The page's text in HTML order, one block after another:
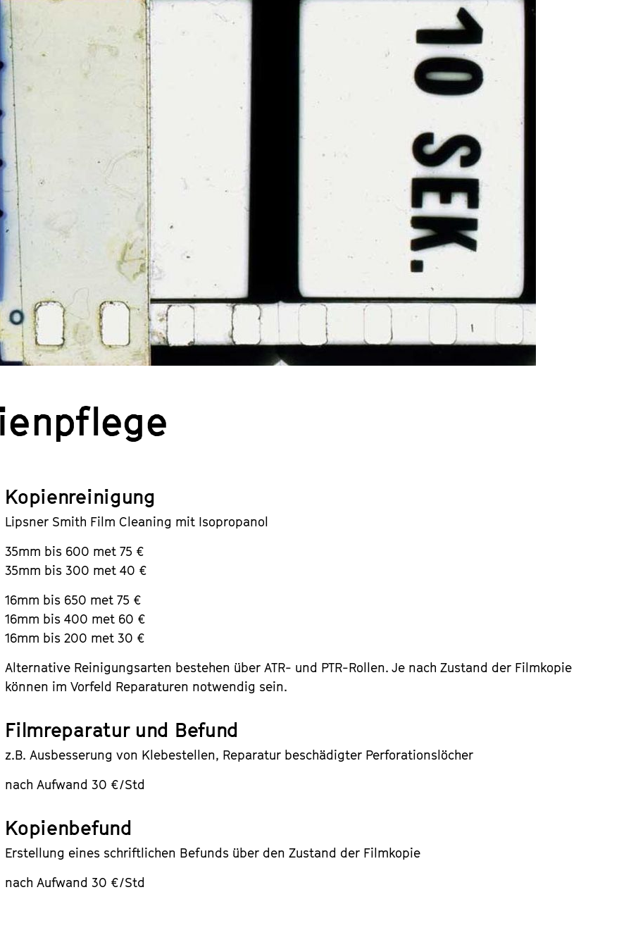
Kopienreinigung
Lipsner Smith Film Cleaning mit Isopropanol
35mm bis 600 met 75 €
35mm bis 300 met 40 €
16mm bis 650 met 75 €
16mm bis 400 met 60 €
16mm bis 200 met 30 €
Alternative Reinigungsarten bestehen über ATR- und PTR-Rollen. Je nach Zustand der Filmkopie
können im Vorfeld Reparaturen notwendig sein.
Filmreparatur und Befund
z.B. Ausbesserung von Klebestellen, Reparatur beschädigter Perforationslöcher
nach Aufwand 30 €/Std
Kopienbefund
Erstellung eines schriftlichen Befunds über den Zustand der Filmkopie
nach Aufwand 30 €/Std